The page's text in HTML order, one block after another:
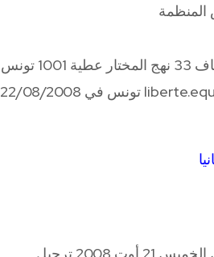
المنظمة
33 نهج المختار عطية 1001 تونس
الهاتف / الفاكس : 71.340.860 البريد الإلكتروني :liberte.equite@gmail.com تونس في 22/08/2008
عمدت السلطات الأمنية التونسية على الساعة الرابعة بعد ظهر أمس الخميس 21 أوت 2008 ترحيل